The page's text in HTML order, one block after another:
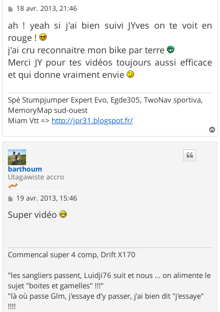
M
s
s
a
g
e
18 avr. 2013, 21:46
ah ! yeah si j'ai bien suivi JYves on te voit en
rouge !
j'ai cru reconnaitre mon bike par terre
Merci JY pour tes vidéos toujours aussi efficace
et qui donne vraiment envie
Spé Stumpjumper Expert Evo, Egde305, TwoNav sportiva,
MemoryMap sud-ouest
Miam Vtt => http://jpr31.blogspot.fr/
a
barthoum
Utagawiste accro
M
s
s
19 avr. 2013, 15:46
Super vidéo
Commencal super 4 comp, Drift X170
"les sangliers passent, Luidji76 suit et nous ... on alimente le
sujet "boites et gamelles" !!!"
"là où passe Glm, j'essaye d'y passer, j'ai bien dit "j'essaye"
!!!!